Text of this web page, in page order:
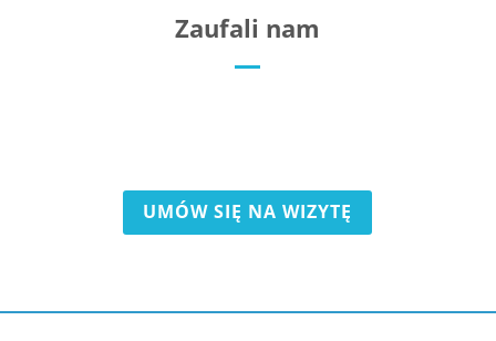
Zaufali nam
UMÓW SIĘ NA WIZYTĘ